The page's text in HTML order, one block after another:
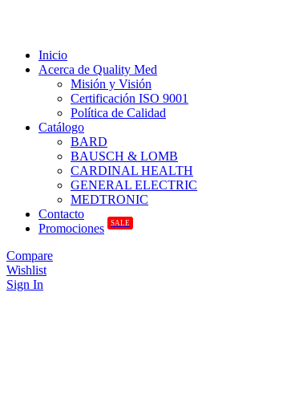
Inicio
Acerca de Quality Med
Misión y Visión
Certificación ISO 9001
Política de Calidad
Catálogo
BARD
BAUSCH & LOMB
CARDINAL HEALTH
GENERAL ELECTRIC
MEDTRONIC
Contacto
Promociones
SALE
Compare
Wishlist
Sign In